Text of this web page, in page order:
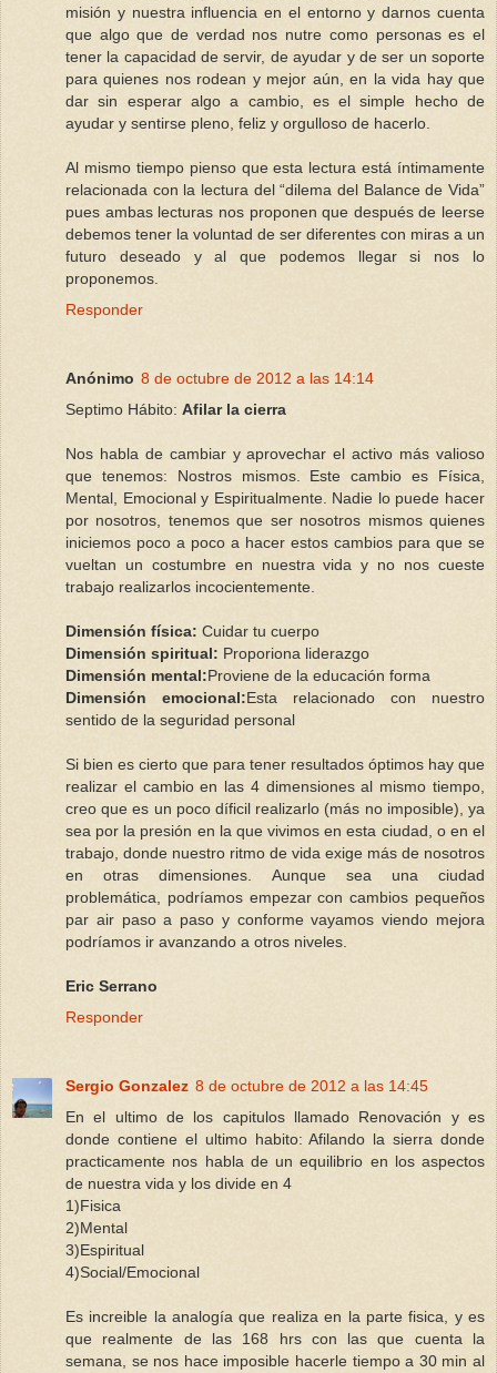
misión y nuestra influencia en el entorno y darnos cuenta
que algo que de verdad nos nutre como personas es el
tener la capacidad de servir, de ayudar y de ser un soporte
para quienes nos rodean y mejor aún, en la vida hay que
dar sin esperar algo a cambio, es el simple hecho de
ayudar y sentirse pleno, feliz y orgulloso de hacerlo.
Al mismo tiempo pienso que esta lectura está íntimamente
relacionada con la lectura del “dilema del Balance de Vida”
pues ambas lecturas nos proponen que después de leerse
debemos tener la voluntad de ser diferentes con miras a un
futuro deseado y al que podemos llegar si nos lo
proponemos.
Responder
Anónimo 8 de octubre de 2012 a las 14:14
Septimo Hábito: Afilar la cierra
Nos habla de cambiar y aprovechar el activo más valioso
que tenemos: Nostros mismos. Este cambio es Física,
Mental, Emocional y Espiritualmente. Nadie lo puede hacer
por nosotros, tenemos que ser nosotros mismos quienes
iniciemos poco a poco a hacer estos cambios para que se
vueltan un costumbre en nuestra vida y no nos cueste
trabajo realizarlos incocientemente.
Dimensión física: Cuidar tu cuerpo
Dimensión spiritual: Proporiona liderazgo
Dimensión mental:Proviene de la educación forma
Dimensión emocional:Esta relacionado con nuestro
sentido de la seguridad personal
Si bien es cierto que para tener resultados óptimos hay que
realizar el cambio en las 4 dimensiones al mismo tiempo,
creo que es un poco díficil realizarlo (más no imposible), ya
sea por la presión en la que vivimos en esta ciudad, o en el
trabajo, donde nuestro ritmo de vida exige más de nosotros
en otras dimensiones. Aunque sea una ciudad
problemática, podríamos empezar con cambios pequeños
par air paso a paso y conforme vayamos viendo mejora
podríamos ir avanzando a otros niveles.
Eric Serrano
Responder
Sergio Gonzalez 8 de octubre de 2012 a las 14:45
En el ultimo de los capitulos llamado Renovación y es
donde contiene el ultimo habito: Afilando la sierra donde
practicamente nos habla de un equilibrio en los aspectos
de nuestra vida y los divide en 4
1)Fisica
2)Mental
3)Espiritual
4)Social/Emocional
Es increible la analogía que realiza en la parte fisica, y es
que realmente de las 168 hrs con las que cuenta la
semana, se nos hace imposible hacerle tiempo a 30 min al